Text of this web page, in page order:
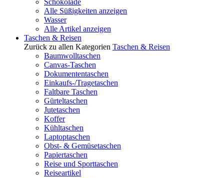
Schokolade
Alle Süßigkeiten anzeigen
Wasser
Alle Artikel anzeigen
Taschen & Reisen
Zurück zu allen Kategorien Taschen & Reisen
Baumwolltaschen
Canvas-Taschen
Dokumententaschen
Einkaufs-/Tragetaschen
Faltbare Taschen
Gürteltaschen
Jutetaschen
Koffer
Kühltaschen
Laptoptaschen
Obst- & Gemüsetaschen
Papiertaschen
Reise und Sporttaschen
Reiseartikel